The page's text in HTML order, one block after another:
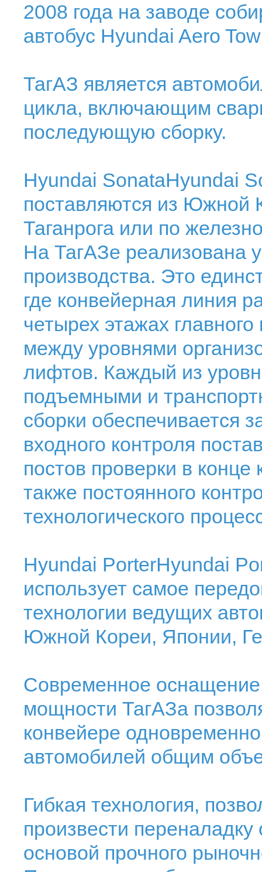
2008 года на заводе
автобус Hyundai Aero
ТагАЗ является
цикла, включающим
последующую сборку.
Hyundai SonataHyundai
поставляются из Южной
Таганрога или по
На ТагАЗе реализована
производства. Это
где конвейерная линия
четырех этажах
между уровнями
лифтов. Каждый из
подъемными и
сборки обеспечивается
входного контроля
постов проверки в конце
также постоянного
технологического
Hyundai PorterHyundai
использует самое
технологии ведущих
Южной Кореи, Японии,
Современное
мощности ТагАЗа
конвейере
автомобилей общим
Гибкая технология,
произвести
основой прочного